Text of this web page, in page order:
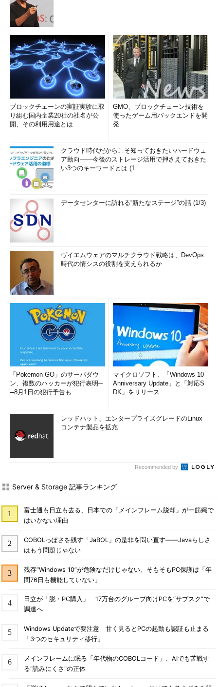
ブロックチェーンの実証実験に取
り組む国内企業20社の社名が公
開、その利用用途とは
GMO、ブロックチェーン技術を
使ったゲーム用バックエンドを開
発
クラウド時代だからこそ知っておきたいハードウェ
ア動向――今後のストレージ活用で押さえておきた
い3つのキーワードとは (1...
データセンターに訪れる“新たなステージ”の話 (1/3)
ヴイエムウェアのマルチクラウド戦略は、DevOps
時代の情シスの役割を支えられるか
「Pokemon GO」のサーバダウ
ン、複数のハッカーが犯行表明─
─8月1日の犯行予告も
マイクロソフト、「Windows 10
Anniversary Update」と「対応S
DK」をリリース
レッドハット、エンタープライズグレードのLinux
コンテナ製品を拡充
Recommended by
Server & Storage 記事ランキング
富士通も日立も去る、日本での「メインフレーム脱却」が一筋縄で
はいかない理由
COBOLっぽさを残す「JaBOL」の是非を問い直す――Javaらしさ
はもう問題じゃない
残存“Windows 10”が危険なだけじゃない、そもそもPC保護は「年
間76日も機能していない」
日立が「脱・PC購入」 17万台のグループ向けPCを“サブスク”で
調達へ
Windows Updateで要注意 甘く見るとPCの起動も認証も止まる
「3つのセキュリティ移行」
メインフレームに眠る「年代物のCOBOLコード」、AIでも苦戦す
る"読みにくさ"の正体